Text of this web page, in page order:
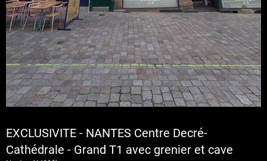
EXCLUSIVITE - NANTES Centre Decré-
Cathédrale - Grand T1 avec grenier et cave